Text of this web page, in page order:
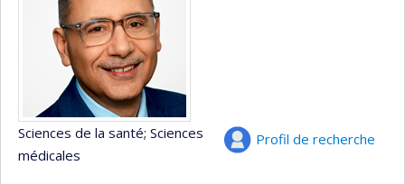
Profil de recherche
Sciences de la santé; Sciences
médicales